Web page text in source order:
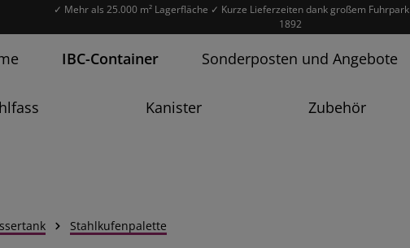
✓ Mehr als 25.000 m² Lagerfläche ✓ Kurze Lieferzeiten dank großem Fuhrpark
1892
IBC-Container Sonderposten und Angebote
Kanister Zubehör
Stahlkufenpalette